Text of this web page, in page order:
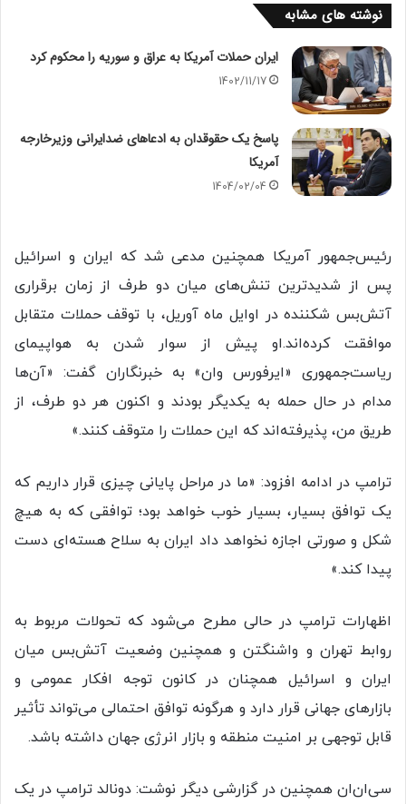
نوشته های مشابه
ایران حملات آمریکا به عراق و سوریه را محکوم کرد
1402/11/17
پاسخ یک حقوقدان به ادعاهای ضدایرانی وزیرخارجه
آمریکا
1404/02/04
رئیس‌جمهور آمریکا همچنین مدعی شد که ایران و اسرائیل
پس از شدیدترین تنش‌های میان دو طرف از زمان برقراری
آتش‌بس شکننده در اوایل ماه آوریل، با توقف حملات متقابل
موافقت کرده‌اند.او پیش از سوار شدن به هواپیمای
ریاست‌جمهوری «ایرفورس وان» به خبرنگاران گفت: «آن‌ها
مدام در حال حمله به یکدیگر بودند و اکنون هر دو طرف، از
طریق من، پذیرفته‌اند که این حملات را متوقف کنند.»
ترامپ در ادامه افزود: «ما در مراحل پایانی چیزی قرار داریم که
یک توافق بسیار، بسیار خوب خواهد بود؛ توافقی که به هیچ
شکل و صورتی اجازه نخواهد داد ایران به سلاح هسته‌ای دست
پیدا کند.»
اظهارات ترامپ در حالی مطرح می‌شود که تحولات مربوط به
روابط تهران و واشنگتن و همچنین وضعیت آتش‌بس میان
ایران و اسرائیل همچنان در کانون توجه افکار عمومی و
بازارهای جهانی قرار دارد و هرگونه توافق احتمالی می‌تواند تأثیر
قابل توجهی بر امنیت منطقه و بازار انرژی جهان داشته باشد.
سی‌ان‌ان همچنین در گزارشی دیگر نوشت: دونالد ترامپ در یک